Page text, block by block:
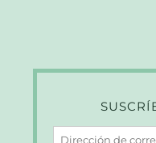
Dirección